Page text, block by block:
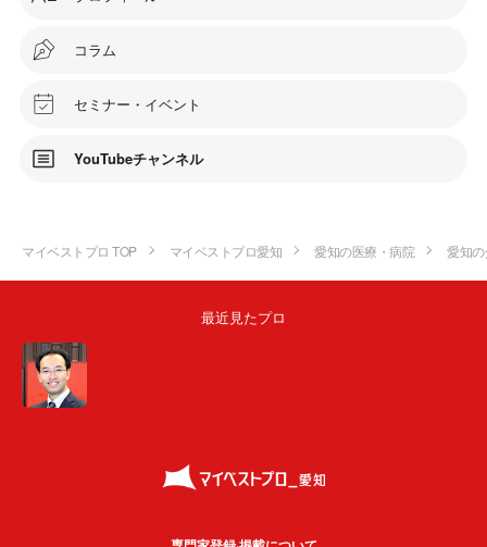
コラム
セミナー・イベント
YouTubeチャンネル
マイベストプロ TOP マイベストプロ愛知 愛知の医療・病院 愛知
最近見たプロ